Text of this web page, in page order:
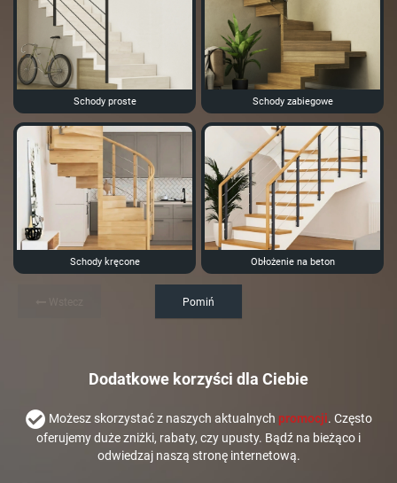
Schody proste Schody zabiegowe
Schody kręcone Obłożenie na beton
Pomiń
Dodatkowe korzyści dla Ciebie
Możesz skorzystać z naszych aktualnych promocji. Często
oferujemy duże zniżki, rabaty, czy upusty. Bądź na bieżąco i
odwiedzaj naszą stronę internetową.